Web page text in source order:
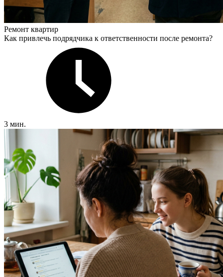
Ремонт квартир
Как привлечь подрядчика к ответственности после ремонта?
3 мин.